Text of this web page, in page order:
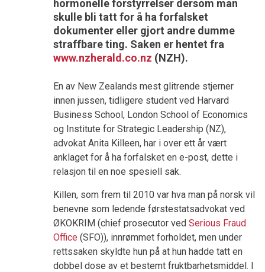
hormonelle forstyrrelser dersom man
skulle bli tatt for å ha forfalsket
dokumenter eller gjort andre dumme
straffbare ting. Saken er hentet fra
www.nzherald.co.nz (NZH).
En av New Zealands mest glitrende stjerner
innen jussen, tidligere student ved Harvard
Business School, London School of Economics
og Institute for Strategic Leadership (NZ),
advokat Anita Killeen, har i over ett år vært
anklaget for å ha forfalsket en e-post, dette i
relasjon til en noe spesiell sak.
Killen, som frem til 2010 var hva man på norsk vil
benevne som ledende førstestatsadvokat ved
ØKOKRIM (chief prosecutor ved Serious Fraud
Office (SFO)), innrømmet forholdet, men under
rettssaken skyldte hun på at hun hadde tatt en
dobbel dose av et bestemt fruktbarhetsmiddel. I